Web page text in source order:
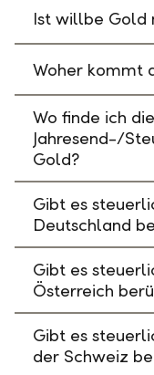
Ist willbe Gold
Woher kommt
Wo finde ich die
Jahresend-/
Gold?
Gibt es
Deutschland
Gibt es
Österreich
Gibt es
der Schweiz